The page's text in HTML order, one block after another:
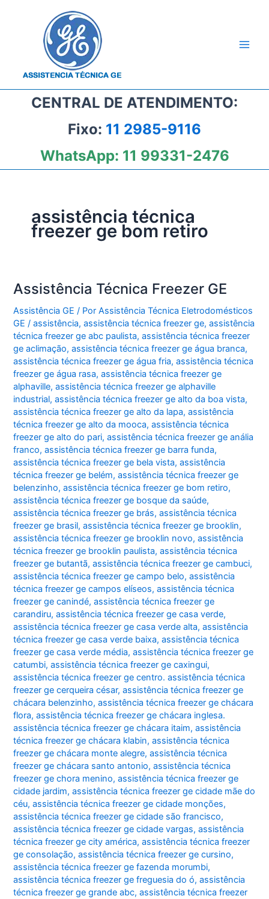
CENTRAL DE ATENDIMENTO:
Fixo: 11 2985-9116
WhatsApp: 11 99331-2476
assistência técnica
freezer ge bom retiro
Assistência Técnica Freezer GE
Assistência GE / PorAssistência Técnica Eletrodomésticos
GE/assistência,assistência técnica freezer ge,assistência
técnica freezer ge abc paulista,assistência técnica freezer
ge aclimação,assistência técnica freezer ge água branca,
assistência técnica freezer ge água fria,assistência técnica
freezer ge água rasa,assistência técnica freezer ge
alphaville,assistência técnica freezer ge alphaville
industrial,assistência técnica freezer ge alto da boa vista,
assistência técnica freezer ge alto da lapa,assistência
técnica freezer ge alto da mooca,assistência técnica
freezer ge alto do pari,assistência técnica freezer ge anália
franco,assistência técnica freezer ge barra funda,
assistência técnica freezer ge bela vista,assistência
técnica freezer ge belém,assistência técnica freezer ge
belenzinho,assistência técnica freezer ge bom retiro,
assistência técnica freezer ge bosque da saúde,
assistência técnica freezer ge brás,assistência técnica
freezer ge brasil,assistência técnica freezer ge brooklin,
assistência técnica freezer ge brooklin novo,assistência
técnica freezer ge brooklin paulista,assistência técnica
freezer ge butantã,assistência técnica freezer ge cambuci,
assistência técnica freezer ge campo belo,assistência
técnica freezer ge campos elíseos,assistência técnica
freezer ge canindé,assistência técnica freezer ge
carandiru,assistência técnica freezer ge casa verde,
assistência técnica freezer ge casa verde alta,assistência
técnica freezer ge casa verde baixa,assistência técnica
freezer ge casa verde média,assistência técnica freezer ge
catumbi,assistência técnica freezer ge caxingui,
assistência técnica freezer ge centro. assistência técnica
freezer ge cerqueira césar,assistência técnica freezer ge
chácara belenzinho,assistência técnica freezer ge chácara
flora,assistência técnica freezer ge chácara inglesa.
assistência técnica freezer ge chácara itaim,assistência
técnica freezer ge chácara klabin,assistência técnica
freezer ge chácara monte alegre,assistência técnica
freezer ge chácara santo antonio,assistência técnica
freezer ge chora menino,assistência técnica freezer ge
cidade jardim,assistência técnica freezer ge cidade mãe do
céu,assistência técnica freezer ge cidade monções,
assistência técnica freezer ge cidade são francisco,
assistência técnica freezer ge cidade vargas,assistência
técnica freezer ge city américa,assistência técnica freezer
ge consolação,assistência técnica freezer ge cursino,
assistência técnica freezer ge fazenda morumbi,
assistência técnica freezer ge freguesia do ó,assistência
técnica freezer ge grande abc,assistência técnica freezer